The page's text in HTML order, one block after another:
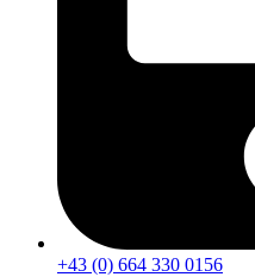
+43 (0) 664 330 0156